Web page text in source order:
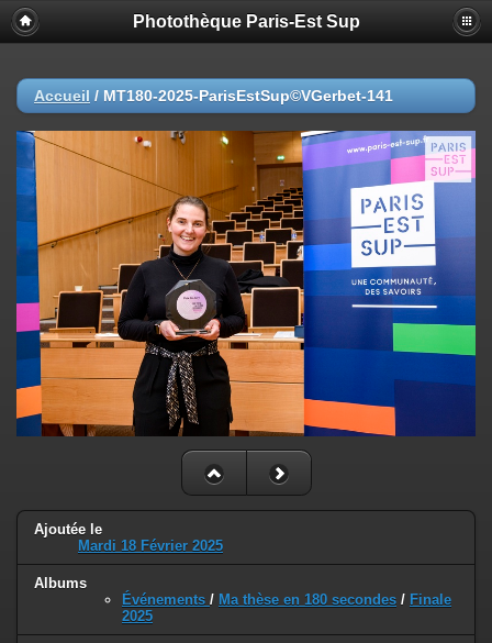
Photothèque Paris-Est Sup
Accueil / MT180-2025-ParisEstSup©VGerbet-141
Ajoutée le
Mardi 18 Février 2025
Albums
Événements / Ma thèse en 180 secondes / Finale
2025